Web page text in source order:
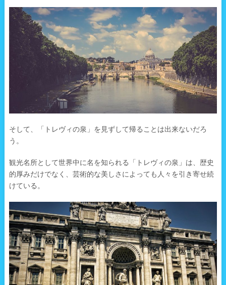
そして、「トレヴィの泉」を見ずして帰ることは出来ないだろ
う。
観光名所として世界中に名を知られる「トレヴィの泉」は、歴史
的厚みだけでなく、芸術的な美しさによっても人々を引き寄せ続
けている。